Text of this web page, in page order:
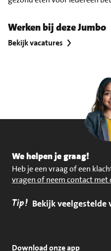
Werken bij deze Jumbo
Bekijk vacatures
We helpen je graag!
Heb je een vraag of een
vragen of neem contact met
Tip! Bekijk veelgestelde
Download onze app